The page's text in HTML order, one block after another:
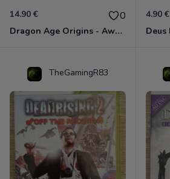
14.90 € 0
Dragon Age Origins - Awakening Xbox 360
4.90 €
TheGamingR83